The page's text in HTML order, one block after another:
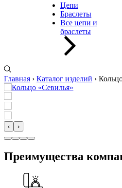
Цепи
Браслеты
Все цепи и
браслеты
Главная › Каталог изделий ›
‹ ›
Преимущества